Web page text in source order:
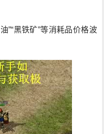
”“黑铁矿”等消耗品价格波